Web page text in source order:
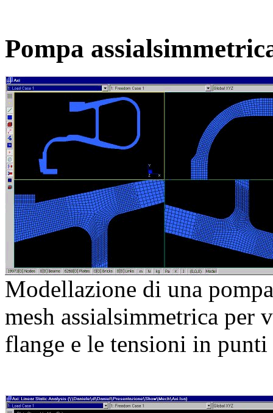
Pompa
Modellazione di una
mesh assialsimmetrica per
flange e le tensioni in